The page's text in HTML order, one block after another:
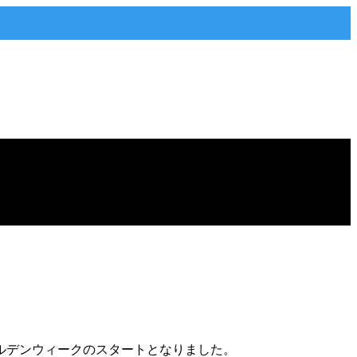
ンウィークのスタートとなりました。